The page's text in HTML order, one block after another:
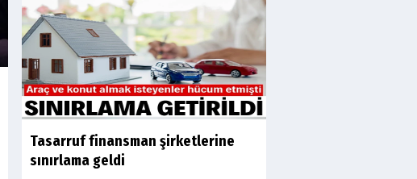
Tasarruf finansman şirketlerine
sınırlama geldi